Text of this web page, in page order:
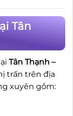
Tân
Tân Thạnh –
trấn trên địa
xuyên gồm: